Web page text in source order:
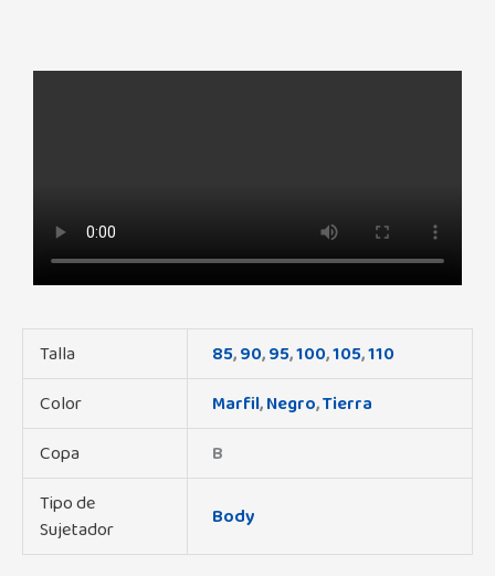
Talla 85,90,95,100,105,110
Color
Marfil,Negro,Tierra
Copa
B
Tipo de
Sujetador
Body